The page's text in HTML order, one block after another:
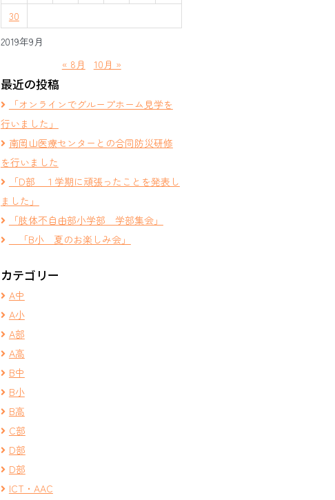
2019年9月
30
« 8月 10月 »
最近の投稿
「オンラインでグループホーム見学を
行いました」
南岡山医療センターとの合同防災研修
を行いました
「D部 １学期に頑張ったことを発表し
ました」
「肢体不自由部小学部 学部集会」
「B小 夏のお楽しみ会」
カテゴリー
A中
A小
A部
A高
B中
B小
B高
C部
D部
D部
ICT・AAC